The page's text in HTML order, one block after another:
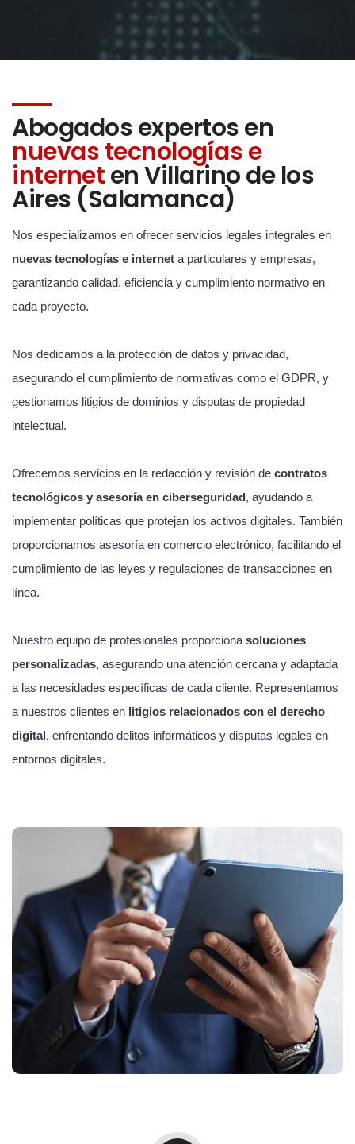
Abogados expertos en
nuevas tecnologías e
interneten Villarino de los
Aires (Salamanca)
Nos especializamos en ofrecer servicios legales integrales en
nuevas tecnologías e internet a particulares y empresas,
garantizando calidad, eficiencia y cumplimiento normativo en
cada proyecto.
Nos dedicamos a la protección de datos y privacidad,
asegurando el cumplimiento de normativas como el GDPR, y
gestionamos litigios de dominios y disputas de propiedad
intelectual.
Ofrecemos servicios en la redacción y revisión de contratos
tecnológicos y asesoría en ciberseguridad, ayudando a
implementar políticas que protejan los activos digitales. También
proporcionamos asesoría en comercio electrónico, facilitando el
cumplimiento de las leyes y regulaciones de transacciones en
línea.
Nuestro equipo de profesionales proporciona soluciones
personalizadas, asegurando una atención cercana y adaptada
a las necesidades específicas de cada cliente. Representamos
a nuestros clientes en litigios relacionados con el derecho
digital, enfrentando delitos informáticos y disputas legales en
entornos digitales.